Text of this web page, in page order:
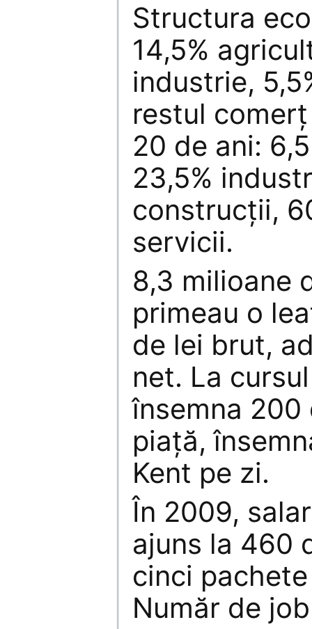
Structura
14,5%
industrie,
restul
20 de ani:
23,5%
construcţii,
servicii.
8,3 milioane
primeau o
de lei brut,
net. La
însemna 200
piaţă,
Kent pe zi.
În 2009,
ajuns la 460
cinci
Număr de